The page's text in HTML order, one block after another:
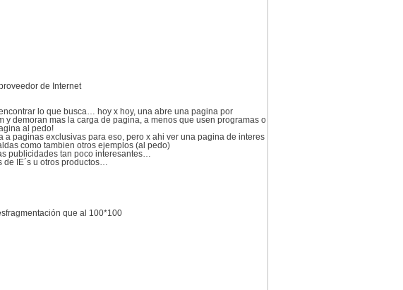
de Internet
lo que busca… hoy x hoy, una abre una pagina por
demoran mas la carga de pagina, a menos que usen programas o
al pedo!
paginas exclusivas para eso, pero x ahi ver una pagina de interes
como tambien otros ejemplos (al pedo)
publicidades tan poco interesantes…
de IE´s u otros productos…
que al 100*100